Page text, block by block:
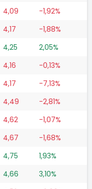
4,09
-1,92%
4,17
-1,88%
4,25
2,05%
4,16
-0,13%
4,17
-7,13%
4,49
-2,81%
4,62
-1,07%
4,67
-1,68%
4,75
1,93%
4,66
3,10%